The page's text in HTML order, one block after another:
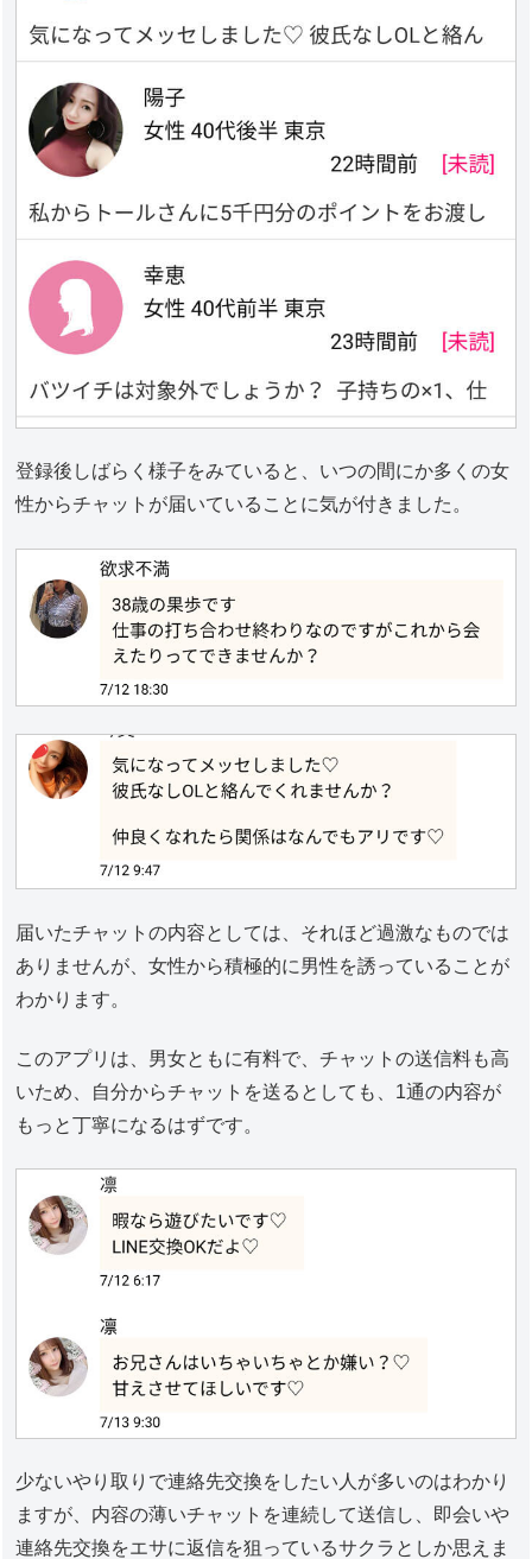
登録後しばらく様子をみていると、いつの間にか多くの女
性からチャットが届いていることに気が付きました。
届いたチャットの内容としては、それほど過激なものでは
ありませんが、女性から積極的に男性を誘っていることが
わかります。
このアプリは、男女ともに有料で、チャットの送信料も高
いため、自分からチャットを送るとしても、1通の内容が
もっと丁寧になるはずです。
少ないやり取りで連絡先交換をしたい人が多いのはわかり
ますが、内容の薄いチャットを連続して送信し、即会いや
連絡先交換をエサに返信を狙っているサクラとしか思えま